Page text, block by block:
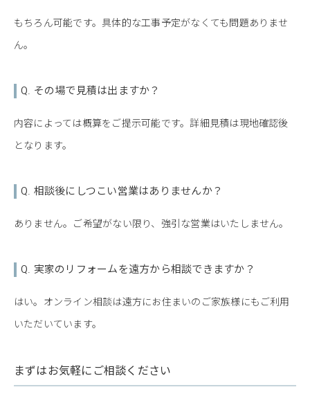
もちろん可能です。具体的な工事予定がなくても問題ありませ
ん。
Q. その場で見積は出ますか？
内容によっては概算をご提示可能です。詳細見積は現地確認後
となります。
Q. 相談後にしつこい営業はありませんか？
ありません。ご希望がない限り、強引な営業はいたしません。
Q. 実家のリフォームを遠方から相談できますか？
はい。オンライン相談は遠方にお住まいのご家族様にもご利用
いただいています。
まずはお気軽にご相談ください